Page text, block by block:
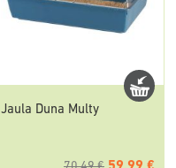
Jaula Duna Multy